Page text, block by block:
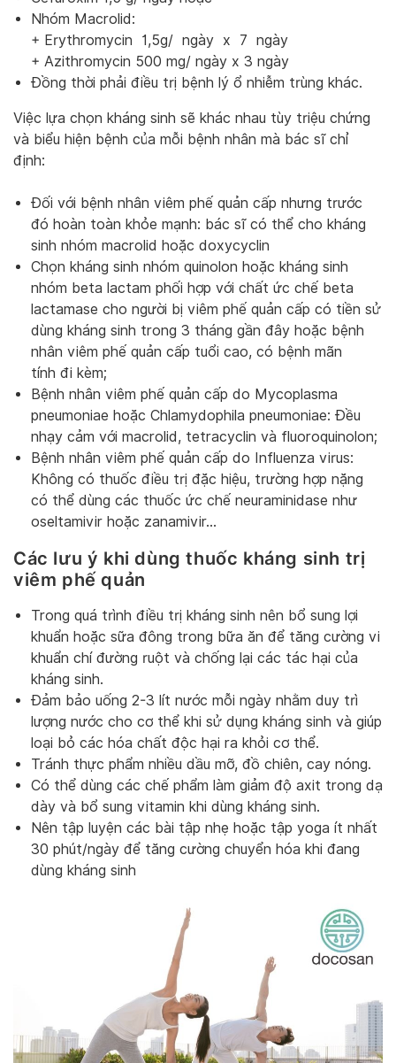
Nhóm Macrolid:
+ Erythromycin 1,5g/ ngày x 7 ngày
+ Azithromycin 500 mg/ ngày x 3 ngày
Đồng thời phải điều trị bệnh lý ổ nhiễm trùng khác.
Việc lựa chọn kháng sinh sẽ khác nhau tùy triệu chứng
và biểu hiện bệnh của mỗi bệnh nhân mà bác sĩ chỉ
định:
Đối với bệnh nhân viêm phế quản cấp nhưng trước
đó hoàn toàn khỏe mạnh: bác sĩ có thể cho kháng
sinh nhóm macrolid hoặc doxycyclin
Chọn kháng sinh nhóm quinolon hoặc kháng sinh
nhóm beta lactam phối hợp với chất ức chế beta
lactamase cho người bị viêm phế quản cấp có tiền sử
dùng kháng sinh trong 3 tháng gần đây hoặc bệnh
nhân viêm phế quản cấp tuổi cao, có bệnh mãn
tính đi kèm;
Bệnh nhân viêm phế quản cấp do Mycoplasma
pneumoniae hoặc Chlamydophila pneumoniae: Đều
nhạy cảm với macrolid, tetracyclin và fluoroquinolon;
Bệnh nhân viêm phế quản cấp do Influenza virus:
Không có thuốc điều trị đặc hiệu, trường hợp nặng
có thể dùng các thuốc ức chế neuraminidase như
oseltamivir hoặc zanamivir…
Các lưu ý khi dùng thuốc kháng sinh trị
viêm phế quản
Trong quá trình điều trị kháng sinh nên bổ sung lợi
khuẩn hoặc sữa đông trong bữa ăn để tăng cường vi
khuẩn chí đường ruột và chống lại các tác hại của
kháng sinh.
Đảm bảo uống 2-3 lít nước mỗi ngày nhằm duy trì
lượng nước cho cơ thể khi sử dụng kháng sinh và giúp
loại bỏ các hóa chất độc hại ra khỏi cơ thể.
Tránh thực phẩm nhiều dầu mỡ, đồ chiên, cay nóng.
Có thể dùng các chế phẩm làm giảm độ axit trong dạ
dày và bổ sung vitamin khi dùng kháng sinh.
Nên tập luyện các bài tập nhẹ hoặc tập yoga ít nhất
30 phút/ngày để tăng cường chuyển hóa khi đang
dùng kháng sinh